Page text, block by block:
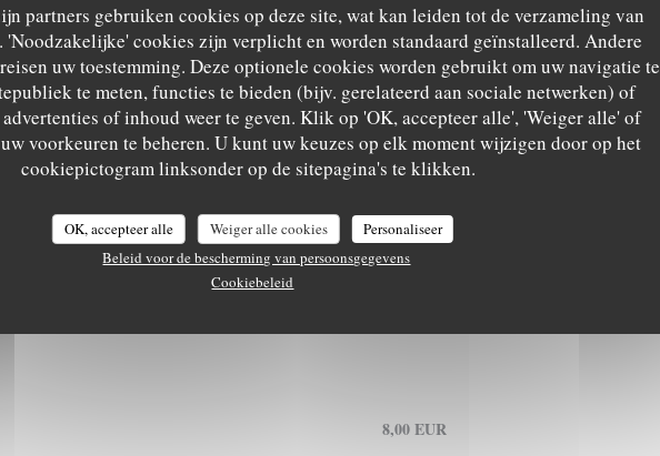
partners gebruiken cookies op deze site, wat kan leiden tot de verzameling van
'Noodzakelijke' cookies zijn verplicht en worden standaard geïnstalleerd. Andere
uw toestemming. Deze optionele cookies worden gebruikt om uw navigatie te
te meten, functies te bieden (bijv. gerelateerd aan sociale netwerken) of
of inhoud weer te geven. Klik op 'OK, accepteer alle', 'Weiger alle' of
voorkeuren te beheren. U kunt uw keuzes op elk moment wijzigen door op het
cookiepictogram linksonder op de sitepagina's te klikken.
OK, accepteer alle Weiger alle cookies
Personaliseer
Beleid voor de bescherming van persoonsgegevens
Cookiebeleid
lardons... 25,50 EUR
pané maison
15,50 EUR
8,00 EUR